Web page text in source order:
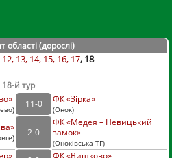
області (дорослі)
12 13 14 15 16 17 18
18-й тур
)
11-0 ФК «Зірка»
(Онок)
)
2-0
ФК «Медея – Невицький
замок»
(Оноківська ТГ)
ФК «Вишково»